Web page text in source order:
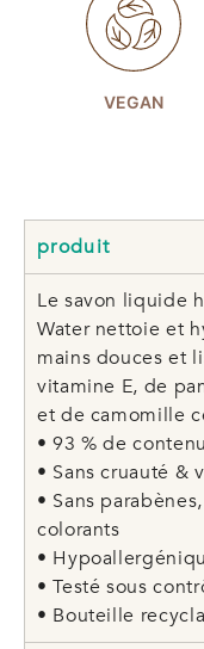
VEGAN
produit
Le savon liquide
Water nettoie et
mains douces et
vitamine E, de
et de camomille
• 93 % de
• Sans cruauté &
• Sans
colorants
•
• Testé sous
• Bouteille